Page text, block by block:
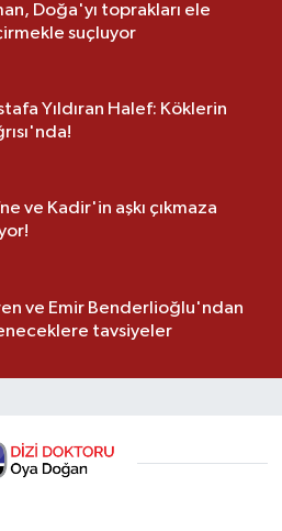
Doğa'yı toprakları ele
suçluyor
Yıldıran Halef: Köklerin
ve Kadir'in aşkı çıkmaza
ve Emir Benderlioğlu'ndan
tavsiyeler